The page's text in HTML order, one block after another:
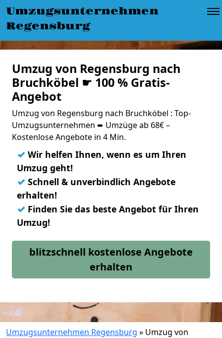
Umzugsunternehmen
Regensburg
Umzug von Regensburg nach
Bruchköbel ☛ 100 % Gratis-
Angebot
Umzug von Regensburg nach Bruchköbel : Top-
Umzugsunternehmen ➨ Umzüge ab 68€ –
Kostenlose Angebote in 4 Min.
✓ Wir helfen Ihnen, wenn es um Ihren
Umzug geht!
✓ Schnell & unverbindlich Angebote
erhalten!
✓ Finden Sie das beste Angebot für Ihren
Umzug!
blitzschnell kostenlose Angebote
erhalten
Umzugsunternehmen Regensburg » Umzug von